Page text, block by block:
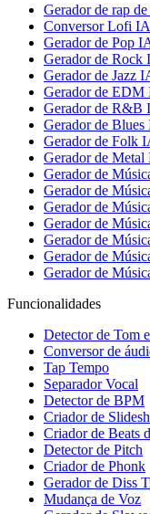
Gerador de rap
Conversor Lofi IA
Gerador de Pop
Gerador de Rock
Gerador de Jazz
Gerador de EDM
Gerador de R&B
Gerador de Blues
Gerador de Folk
Gerador de Metal
Gerador de
Gerador de
Gerador de
Gerador de
Gerador de
Gerador de
Gerador de
Funcionalidades
Detector de Tom
Conversor de
Tap Tempo
Separador Vocal
Detector de BPM
Criador de
Criador de Beats
Detector de Pitch
Criador de Phonk
Gerador de Diss
Mudança de Voz